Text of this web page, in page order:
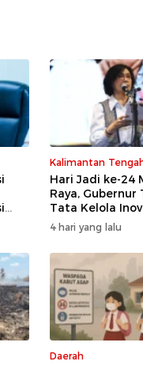
Kalimantan
Hari Jadi ke-24
Raya, Gubernur
Tata Kelola
Kesiapsiagaan
4 hari yang lalu
Daerah